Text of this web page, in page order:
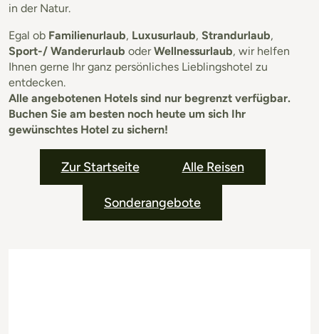
in der Natur.
Egal ob Familienurlaub, Luxusurlaub, Strandurlaub,
Sport-/ Wanderurlaub oderWellnessurlaub, wir helfen
Ihnen gerne Ihr ganz persönliches Lieblingshotel zu
entdecken.
Alle angebotenen Hotels sind nur begrenzt verfügbar.
Buchen Sie am besten noch heute um sich Ihr
gewünschtes Hotel zu sichern!
Zur Startseite Alle Reisen
Sonderangebote